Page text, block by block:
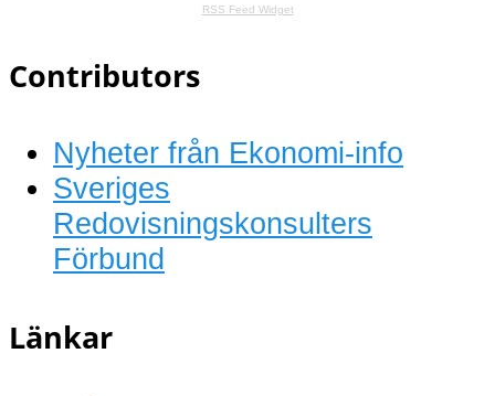
RSS Feed Widget
Contributors
Nyheter från Ekonomi-info
Sveriges
Redovisningskonsulters
Förbund
Länkar